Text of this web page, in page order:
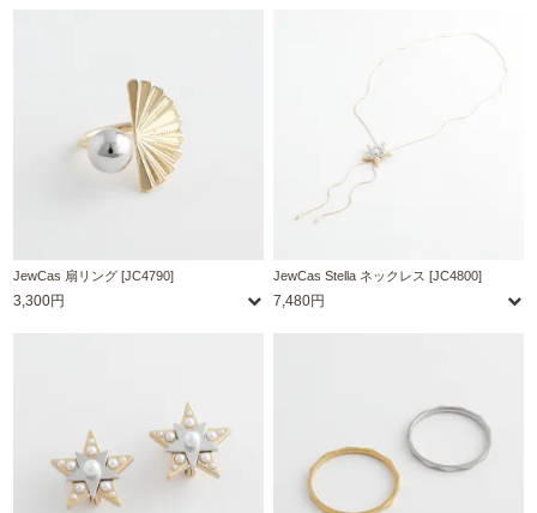
JewCas 扇リング [JC4790]
3,300円
JewCas Stella ネックレス [JC4800]
7,480円